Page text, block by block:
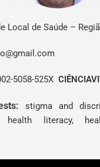
Local de Saúde –
5058-525X
stigma and
health literacy,